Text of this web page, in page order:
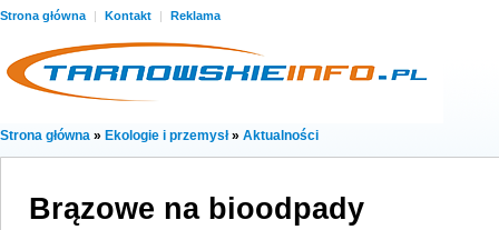
Strona główna | Kontakt | Reklama
Strona główna » Ekologie i przemysł» Aktualności
Brązowe na bioodpady